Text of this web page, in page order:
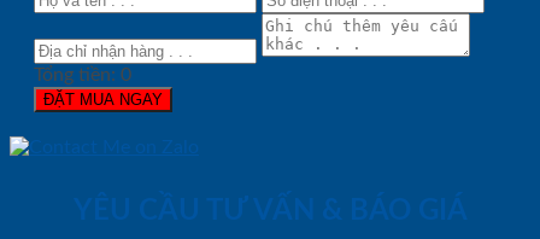
Tổng tiền: 0
ĐẶT MUA NGAY
YÊU CẦU TƯ VẤN & BÁO GIÁ